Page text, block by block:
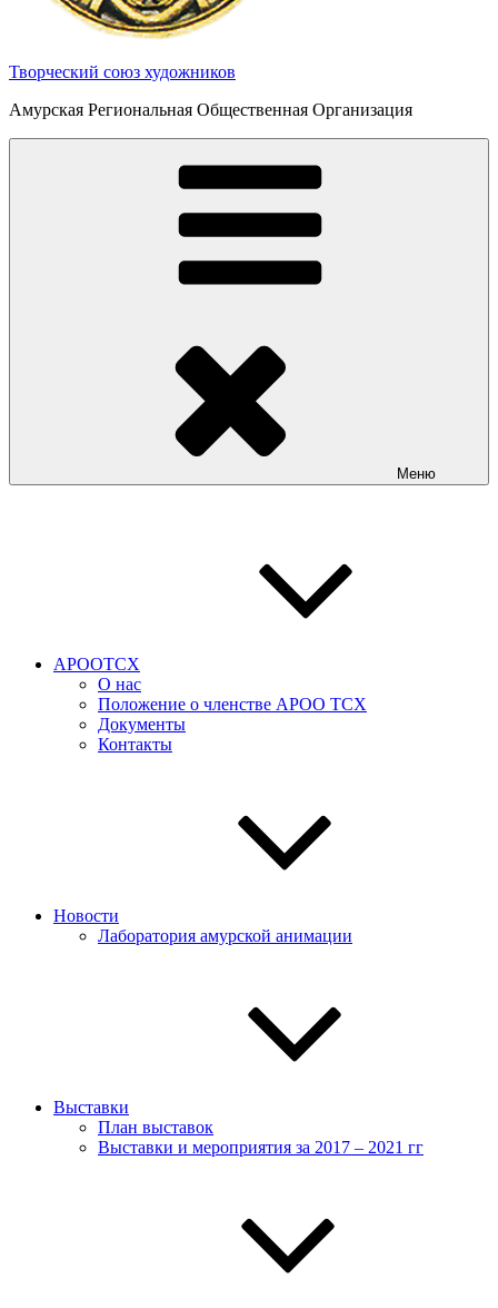
Творческий союз художников
Амурская Региональная Общественная Организация
Меню
АРООТСХ
О нас
Положение о членстве АРОО ТСХ
Документы
Контакты
Новости
Лаборатория амурской анимации
Выставки
План выставок
Выставки и мероприятия за 2017 – 2021 гг